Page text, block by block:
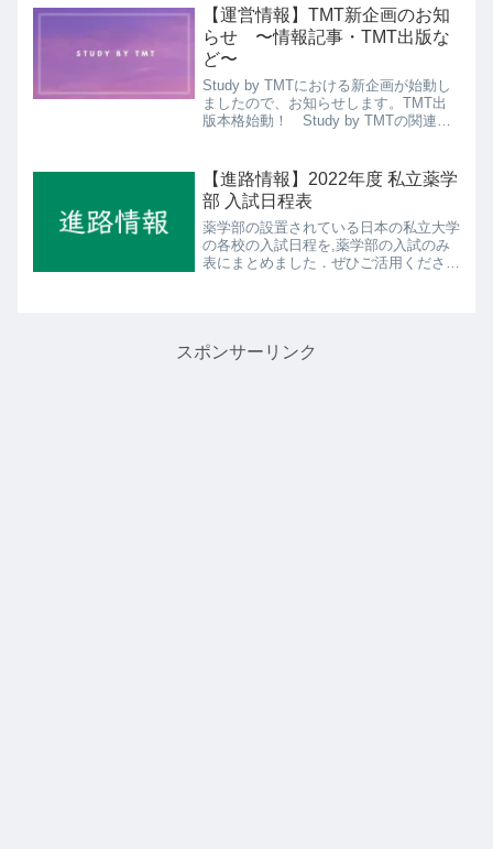
で続いた） いきな...
【運営情報】TMT新企画のお知
らせ 〜情報記事・TMT出版な
ど〜
Study by TMTにおける新企画が始動し
ましたので、お知らせします。TMT出
版本格始動！ Study by TMTの関連出
ル教材を発行する際の発行元になりま
す。T...
【進路情報】2022年度 私立薬学
部 入試日程表
薬学部の設置されている日本の私立大学
の各校の入試日程を,薬学部の入試のみ
表にまとめました．ぜひご活用くださ
スポンサーリンク